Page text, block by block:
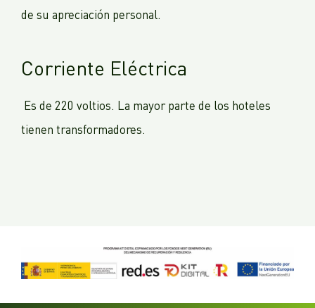
de su apreciación personal.
Corriente Eléctrica
Es de 220 voltios. La mayor parte de los hoteles
tienen transformadores.